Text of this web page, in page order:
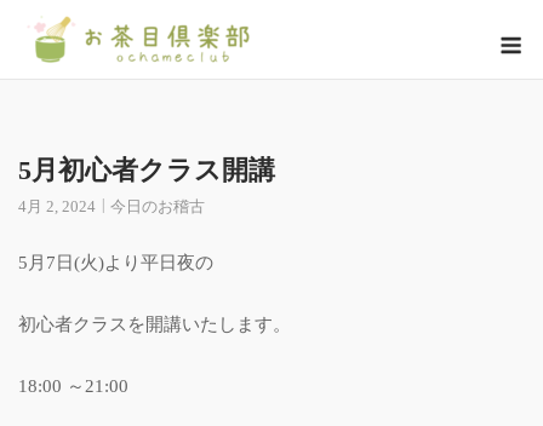
5月初心者クラス開講
4月 2, 2024 今日のお稽古
5月7日(火)より平日夜の
初心者クラスを開講いたします。
18:00 ～21:00